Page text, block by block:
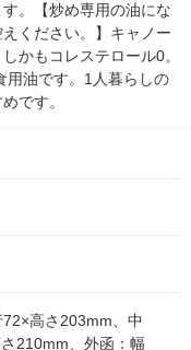
。【炒め専用の油にな
ください。】キャノー
かもコレステロール0。
用油です。1人暮らしの
です。
高さ203mm、中
210mm、外函：幅